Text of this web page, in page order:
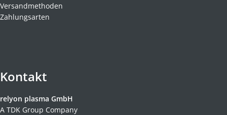
Versandmethoden
Zahlungsarten
Kontakt
relyon plasma GmbH
A TDK Group Company